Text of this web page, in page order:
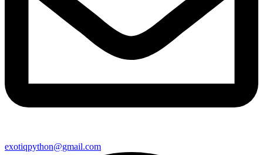
exotiqpython@gmail.com